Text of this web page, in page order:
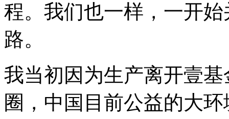
程。我们也一样，一开
路。
我当初因为生产离开壹
圈，中国目前公益的大